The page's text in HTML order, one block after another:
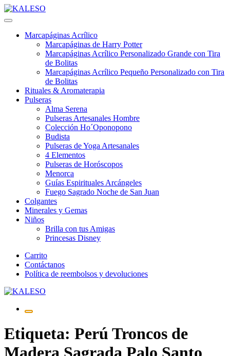
Marcapáginas Acrílico
Marcapáginas de Harry Potter
Marcapáginas Acrílico Personalizado Grande con Tira
de Bolitas
Marcapáginas Acrílico Pequeño Personalizado con Tira
de Bolitas
Rituales & Aromaterapia
Pulseras
Alma Serena
Pulseras Artesanales Hombre
Colección Ho´Oponopono
Budista
Pulseras de Yoga Artesanales
4 Elementos
Pulseras de Horóscopos
Menorca
Guías Espirituales Arcángeles
Fuego Sagrado Noche de San Juan
Colgantes
Minerales y Gemas
Niños
Brilla con tus Amigas
Princesas Disney
Saltar
contenido
Carrito
Contáctanos
Política de reembolsos y devoluciones
Etiqueta: Perú Troncos de